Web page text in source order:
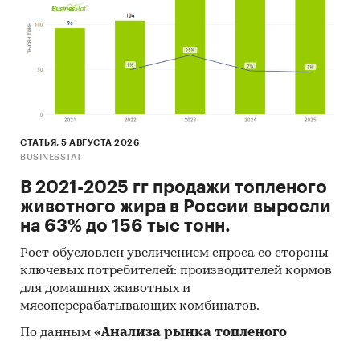
мучных изделий в России
По данным Росстата, в общем объеме
производства кондитерских изделий в России
производства сладостей.
Диаграмма 1. Структура производства
***
Российский рынок мучных кондитерских
изделий за 2017–2021 гг. показывал
разнонаправленную динамику. В 2019 году
объем их производства показал рост в ***% в
сравнении с 2017 годом и достиг объема *** тыс.
тонн, после чего, в 2020 году, наблюдалось
СТАТЬЯ, 5 АВГУСТА 2026
BUSINESSTAT
В 2021-2025 гг продажи топленого
животного жира в России выросли
на 63% до 156 тыс тонн.
Рост обусловлен увеличением спроса со стороны
ключевых потребителей: производителей кормов
для домашних животных и
мясоперерабатывающих комбинатов.
По данным «Анализа рынка топленого